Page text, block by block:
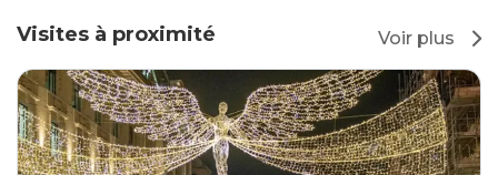
Visites à proximité Voir plus